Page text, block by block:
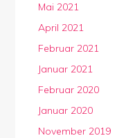
Mai 2021
April 2021
Februar 2021
Januar 2021
Februar 2020
Januar 2020
November 2019